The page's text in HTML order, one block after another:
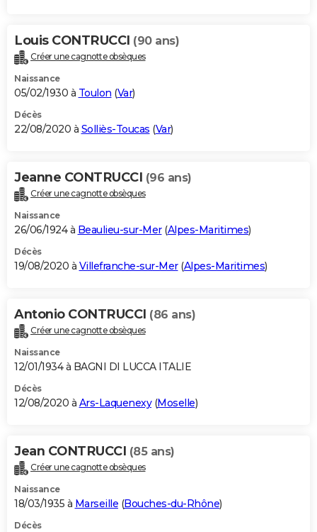
Louis CONTRUCCI (90 ans)
Créer une cagnotte obsèques
Naissance
05/02/1930 à Toulon (Var)
Décès
22/08/2020 à Solliès-Toucas (Var)
Jeanne CONTRUCCI (96 ans)
Créer une cagnotte obsèques
Naissance
26/06/1924 à Beaulieu-sur-Mer(Alpes-Maritimes)
Décès
19/08/2020 à Villefranche-sur-Mer(Alpes-Maritimes)
Antonio CONTRUCCI (86 ans)
Créer une cagnotte obsèques
Naissance
12/01/1934 à BAGNI DI LUCCA ITALIE
Décès
12/08/2020 à Ars-Laquenexy(Moselle)
Jean CONTRUCCI (85 ans)
Créer une cagnotte obsèques
Naissance
18/03/1935 à Marseille (Bouches-du-Rhône)
Décès